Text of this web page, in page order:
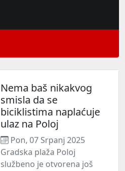
Nema baš nikakvog
smisla da se
biciklistima naplaćuje
ulaz na Poloj
Pon, 07 Srpanj 2025
Gradska plaža Poloj
službeno je otvorena još